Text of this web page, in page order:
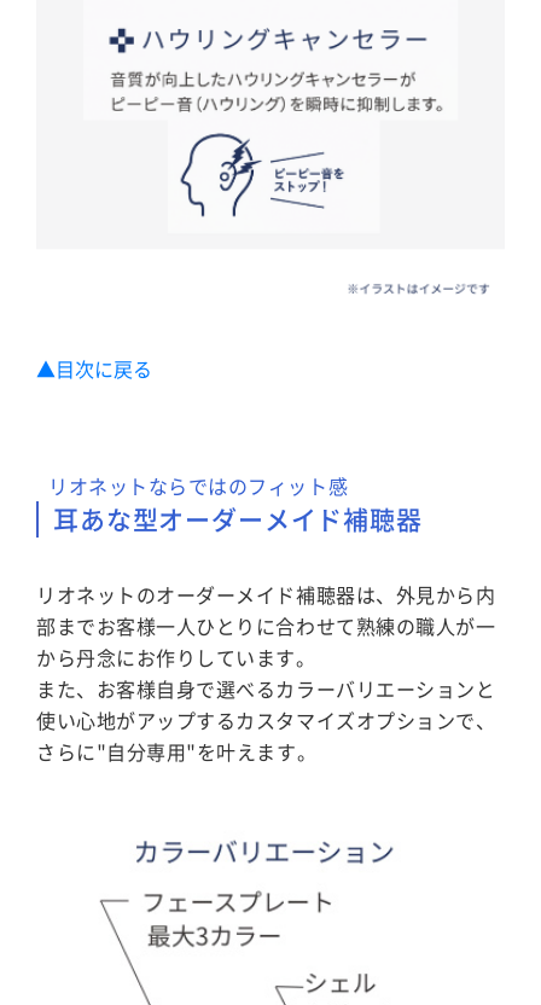
▲目次に戻る
リオネットならではのフィット感
耳あな型オーダーメイド補聴器
リオネットのオーダーメイド補聴器は、外見から内
部までお客様一人ひとりに合わせて熟練の職人が一
から丹念にお作りしています。
また、お客様自身で選べるカラーバリエーションと
使い心地がアップするカスタマイズオプションで、
さらに"自分専用"を叶えます。